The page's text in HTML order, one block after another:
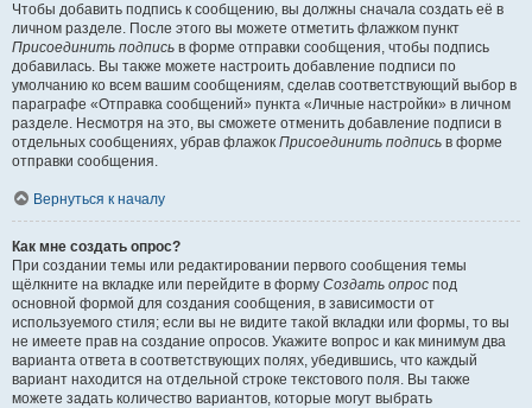
Чтобы добавить подпись к сообщению, вы должны сначала создать её в
личном разделе. После этого вы можете отметить флажком пункт
Присоединить подпись в форме отправки сообщения, чтобы подпись
добавилась. Вы также можете настроить добавление подписи по
умолчанию ко всем вашим сообщениям, сделав соответствующий выбор в
параграфе «Отправка сообщений» пункта «Личные настройки» в личном
разделе. Несмотря на это, вы сможете отменить добавление подписи в
отдельных сообщениях, убрав флажок Присоединить подпись в форме
отправки сообщения.
Вернуться к началу
Как мне создать опрос?
При создании темы или редактировании первого сообщения темы
щёлкните на вкладке или перейдите в форму Создать опрос под
основной формой для создания сообщения, в зависимости от
используемого стиля; если вы не видите такой вкладки или формы, то вы
не имеете прав на создание опросов. Укажите вопрос и как минимум два
варианта ответа в соответствующих полях, убедившись, что каждый
вариант находится на отдельной строке текстового поля. Вы также
можете задать количество вариантов, которые могут выбрать